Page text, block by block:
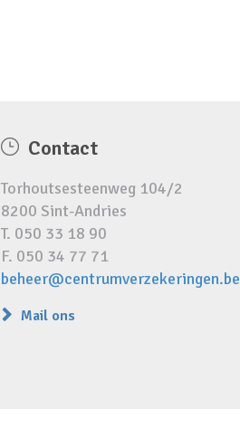
Contact
Torhoutsesteenweg 104/2
8200 Sint-Andries
T. 050 33 18 90
F. 050 34 77 71
beheer@centrumverzekeringen.be
Mail ons